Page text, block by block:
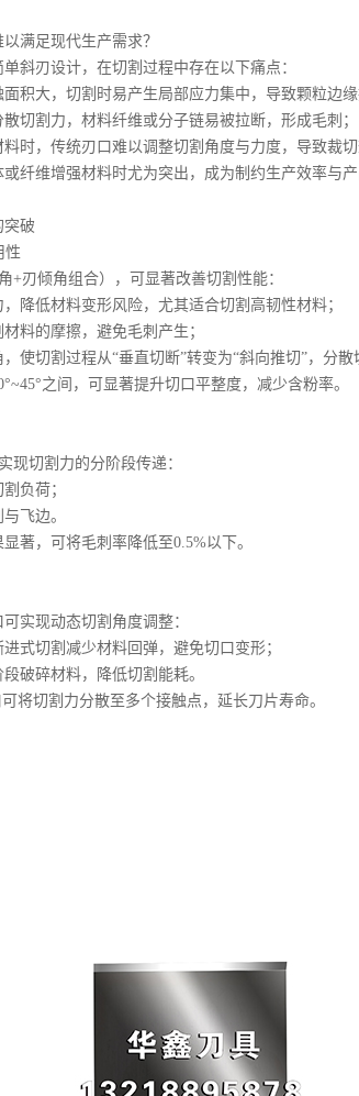
满足现代生产需求？
斜刃设计，在切割过程中存在以下痛点：
积大，切割时易产生局部应力集中，导致颗粒边缘
切割力，材料纤维或分子链易被拉断，形成毛刺；
时，传统刃口难以调整切割角度与力度，导致裁切
纤维增强材料时尤为突出，成为制约生产效率与产
突破
性
+刃倾角组合），可显著改善切割性能：
降低材料变形风险，尤其适合切割高韧性材料；
料的摩擦，避免毛刺产生；
使切割过程从“垂直切断”转变为“斜向推切”，分散
之间，可显著提升切口平整度，减少含粉率。
现切割力的分阶段传递：
负荷；
飞边。
著，可将毛刺率降低至0.5%以下。
实现动态切割角度调整：
式切割减少材料回弹，避免切口变形；
破碎材料，降低切割能耗。
将切割力分散至多个接触点，延长刀片寿命。